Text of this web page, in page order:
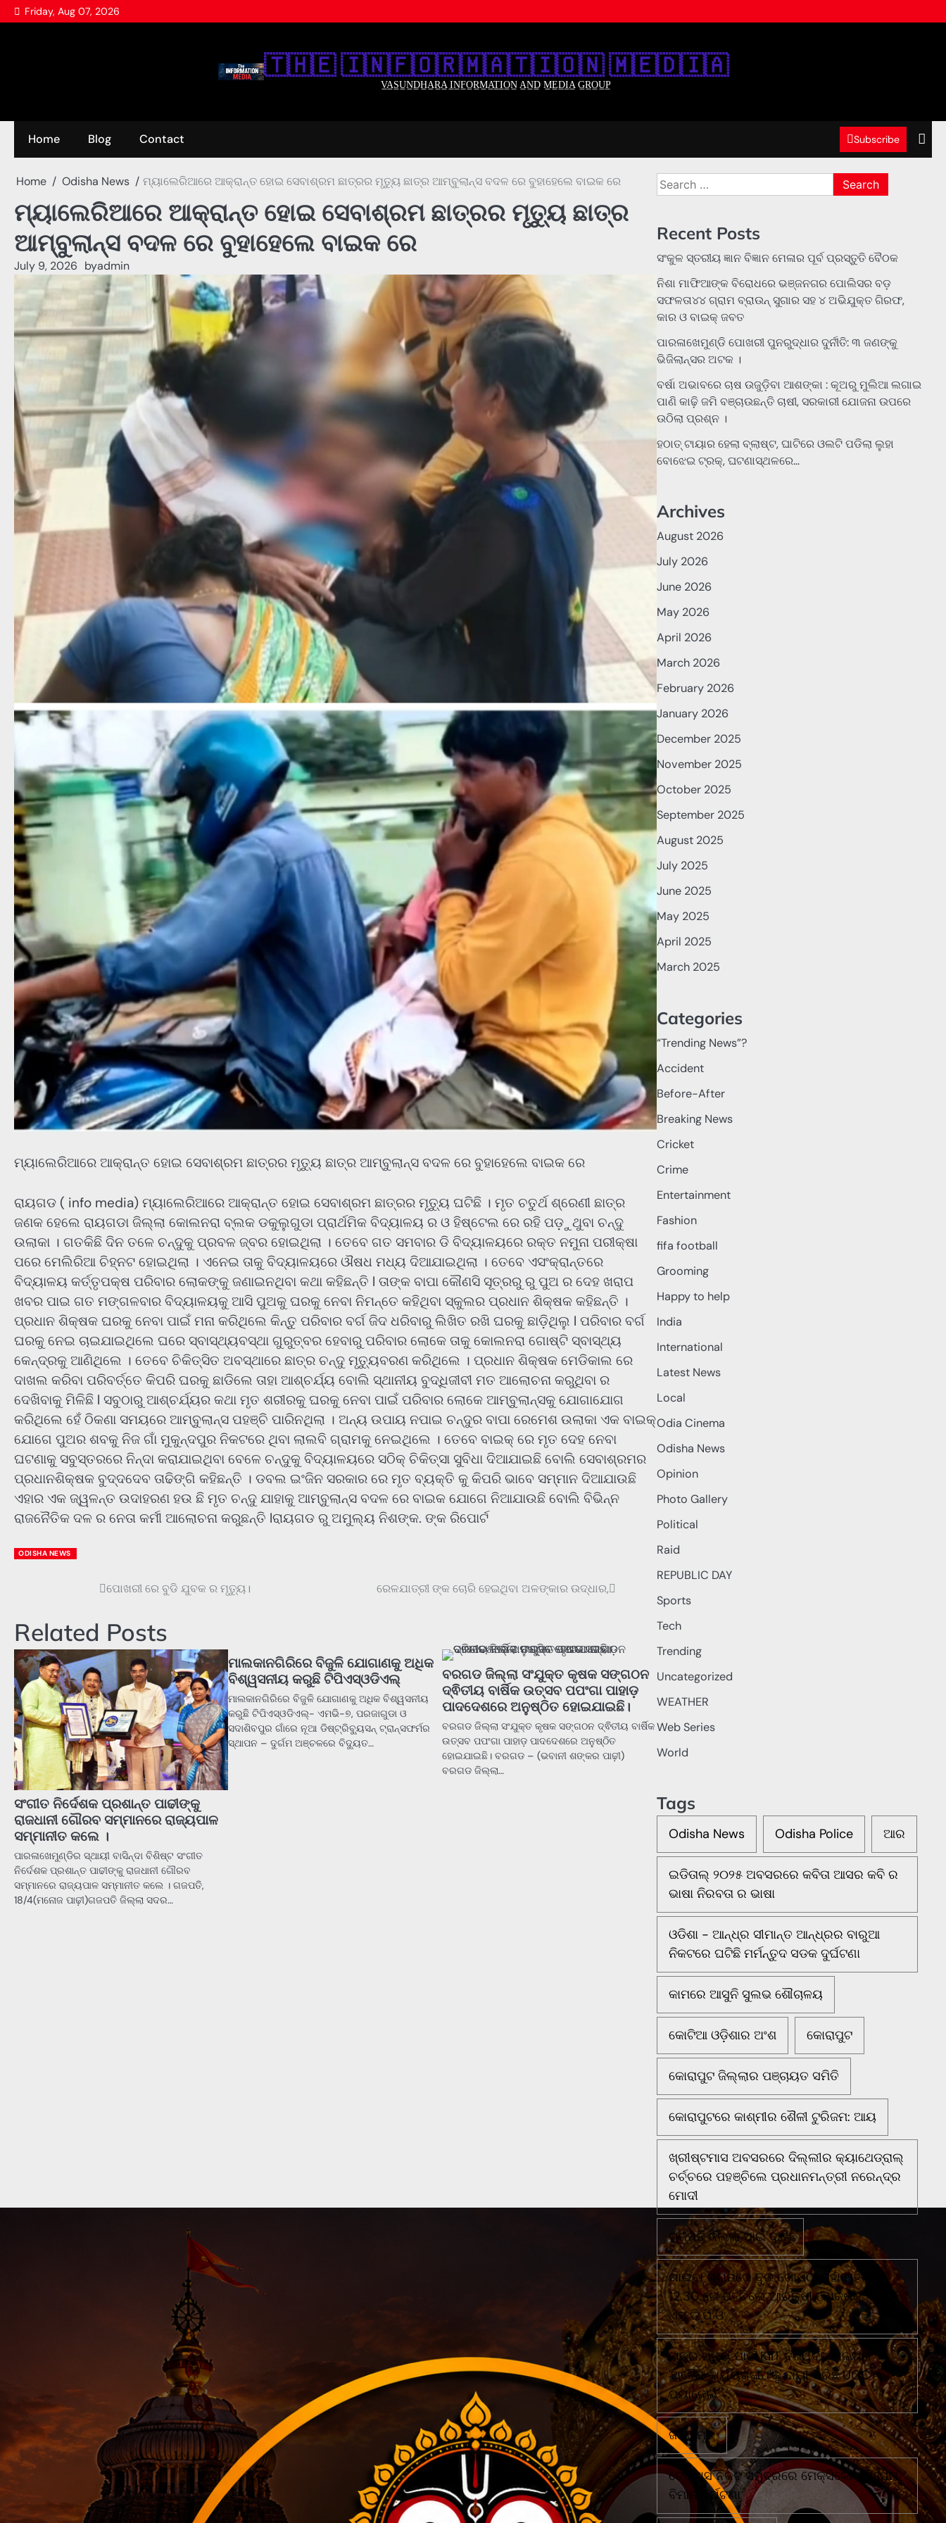
Skip
to
Friday, Aug 07, 2026
🇹‌🇭‌🇪‌ 🇮‌🇳‌🇫‌🇴‌🇷‌🇲‌🇦‌🇹‌🇮‌🇴‌🇳‌ 🇲‌🇪‌🇩‌🇮‌🇦‌
V̲A̲S̲U̲N̲D̲H̲A̲R̲A̲ I̲N̲F̲O̲R̲M̲A̲T̲I̲O̲N̲ A̲N̲D̲ M̲E̲D̲I̲A̲ G̲R̲O̲U̲P̲
Home Blog Contact Subscribe
Home Odisha News ମ୍ୟାଲେରିଆରେ ଆକ୍ରାନ୍ତ ହୋଇ ସେବାଶ୍ରମ ଛାତ୍ରର ମୃତ୍ୟୁ ଛାତ୍ର ଆମ୍ବୁଲାନ୍ସ ବଦଳ ରେ ବୁହାହେଲେ ବାଇକ ରେ
ମ୍ୟାଲେରିଆରେ ଆକ୍ରାନ୍ତ ହୋଇ ସେବାଶ୍ରମ ଛାତ୍ରର ମୃତ୍ୟୁ ଛାତ୍ର
ଆମ୍ବୁଲାନ୍ସ ବଦଳ ରେ ବୁହାହେଲେ ବାଇକ ରେ
July 9, 2026 byadmin
ମ୍ୟାଲେରିଆରେ ଆକ୍ରାନ୍ତ ହୋଇ ସେବାଶ୍ରମ ଛାତ୍ରର ମୃତ୍ୟୁ ଛାତ୍ର ଆମ୍ବୁଲାନ୍ସ ବଦଳ ରେ ବୁହାହେଲେ ବାଇକ ରେ
ରାୟଗଡ ( info media) ମ୍ୟାଲେରିଆରେ ଆକ୍ରାନ୍ତ ହୋଇ ସେବାଶ୍ରମ ଛାତ୍ରର ମୃତ୍ୟୁ ଘଟିଛି । ମୃତ ଚତୁର୍ଥ ଶ୍ରେଣୀ ଛାତ୍ର
ଜଣକ ହେଲେ ରାୟଗଡା ଜିଲ୍ଲା କୋଲନରା ବ୍ଲକ ଡକୁଲୁଗୁଡା ପ୍ରାର୍ଥମିକ ବିଦ୍ୟାଳୟ ର ଓ ହିଷ୍ଟେଲ ରେ ରହି ପଡ଼ୁଥୁବା ଚନ୍ଦୁ
ଉଲାକା । ଗତକିଛି ଦିନ ତଳେ ଚନ୍ଦୁକୁ ପ୍ରବଳ ଜ୍ବର ହୋଇଥିଲା । ତେବେ ଗତ ସମବାର ଡି ବିଦ୍ୟାଳୟରେ ରକ୍ତ ନମୁନା ପରୀକ୍ଷା
ପରେ ମେଲିରିଆ ଚିହ୍ନଟ ହୋଇଥିଲା । ଏନେଇ ତାକୁ ବିଦ୍ୟାଳୟରେ ଔଷଧ ମଧ୍ୟ ଦିଆଯାଇଥିଲା । ତେବେ ଏସଂକ୍ରାନ୍ତରେ
ବିଦ୍ୟାଳୟ କର୍ତ୍ତୃପକ୍ଷ ପରିବାର ଲୋକଙ୍କୁ ଜଣାଇନଥିବା କଥା କହିଛନ୍ତି l ତାଙ୍କ ବାପା କୌଣସି ସୂତ୍ରରୁ ରୁ ପୁଅ ର ଦେହ ଖରାପ
ଖବର ପାଇ ଗତ ମଙ୍ଗଳବାର ବିଦ୍ୟାଳୟକୁ ଆସି ପୁଅକୁ ଘରକୁ ନେବା ନିମନ୍ତେ କହିଥିବା ସ୍କୁଲର ପ୍ରଧାନ ଶିକ୍ଷକ କହିଛନ୍ତି ।
ପ୍ରଧାନ ଶିକ୍ଷକ ଘରକୁ ନେବା ପାଇଁ ମନା କରିଥିଲେ କିନ୍ତୁ ପରିବାର ବର୍ଗ ଜିଦ ଧରିବାରୁ ଲିଖିତ ରଖି ଘରକୁ ଛାଡ଼ିଥିଲୁ l ପରିବାର ବର୍ଗ
ଘରକୁ ନେଇ ଚାଇଯାଇଥିଲେ ଘରେ ସ୍ବାସ୍ଥ୍ୟବସ୍ଥା ଗୁରୁତ୍ବର ହେବାରୁ ପରିବାର ଲୋକେ ତାକୁ କୋଲନରା ଗୋଷ୍ଟି ସ୍ବାସ୍ଥ୍ୟ
କେନ୍ଦ୍ରକୁ ଆଣିଥିଲେ । ତେବେ ଚିକିତ୍ସିତ ଅବସ୍ଥାରେ ଛାତ୍ର ଚନ୍ଦୁ ମୃତ୍ୟୁବରଣ କରିଥିଲେ । ପ୍ରଧାନ ଶିକ୍ଷକ ମେଡିକାଲ ରେ
ଦାଖଲ କରିବା ପରିବର୍ତ୍ତେ କିପରି ଘରକୁ ଛାଡିଲେ ତାହା ଆଶ୍ଚର୍ଯ୍ୟ ବୋଲି ସ୍ଥାନୀୟ ବୁଦ୍ଧିଜୀବୀ ମତ ଆଲୋଚନା କରୁଥିବା ର
ଦେଖିବାକୁ ମିଳିଛି l ସବୁଠାରୁ ଆଶ୍ଚର୍ଯ୍ୟର କଥା ମୃତ ଶରୀରକୁ ଘରକୁ ନେବା ପାଇଁ ପରିବାର ଲୋକେ ଆମ୍ବୁଲାନ୍ସକୁ ଯୋଗାଯୋଗ
କରିଥିଲେ ହେଁ ଠିକଣା ସମୟରେ ଆମ୍ବୁଲାନ୍ସ ପହଞ୍ଚି ପାରିନଥିଲା । ଅନ୍ୟ ଉପାୟ ନପାଇ ଚନ୍ଦୁର ବାପା ରେମେଶ ଉଲାକା ଏକ ବାଇକ୍
ଯୋଗେ ପୁଅର ଶବକୁ ନିଜ ଗାଁ ମୁକୁନ୍ଦପୁର ନିକଟରେ ଥିବା ଲାଲବି ଗ୍ରାମକୁ ନେଇଥିଲେ । ତେବେ ବାଇକ୍ ରେ ମୃତ ଦେହ ନେବା
ଘଟଣାକୁ ସବୁସ୍ତରରେ ନିନ୍ଦା କରାଯାଇଥିବା ବେଳେ ଚନ୍ଦୁକୁ ବିଦ୍ୟାଳୟରେ ସଠିକ୍ ଚିକିତ୍ସା ସୁବିଧା ଦିଆଯାଇଛି ବୋଲି ସେବାଶ୍ରମର
ପ୍ରଧାନଶିକ୍ଷକ ବୁଦ୍ଦଦେବ ତାଢିଙ୍ଗି କହିଛନ୍ତି । ଡବଲ ଇଂଜିନ ସରକାର ରେ ମୃତ ବ୍ୟକ୍ତି କୁ କିପରି ଭାବେ ସମ୍ମାନ ଦିଆଯାଉଛି
ଏହାର ଏକ ଜ୍ୱଳନ୍ତ ଉଦାହରଣ ହଉ ଛି ମୃତ ଚନ୍ଦୁ ଯାହାକୁ ଆମ୍ବୁଲାନ୍ସ ବଦଳ ରେ ବାଇକ ଯୋଗେ ନିଆଯାଉଛି ବୋଲି ବିଭିନ୍ନ
ରାଜନୈତିକ ଦଳ ର ନେତା କର୍ମୀ ଆଲୋଚନା କରୁଛନ୍ତି lରାୟଗଡ ରୁ ଅମୁଲ୍ୟ ନିଶଙ୍କ. ଙ୍କ ରିପୋର୍ଟ
ODISHA NEWS
ପୋଖରୀ ରେ ବୁଡି ଯୁବକ ର ମୃତ୍ୟୁ। ରେଳଯାତ୍ରୀ ଙ୍କ ଚୋରି ହେଇଥିବା ଅଳଙ୍କାର ଉଦ୍ଧାର,
Related Posts
ସଂଗୀତ ନିର୍ଦେଶକ ପ୍ରଶାନ୍ତ ପାଢୀଙ୍କୁ
ରାଜଧାନୀ ଗୌରବ ସମ୍ମାନରେ ରାଜ୍ୟପାଳ
ସମ୍ମାନୀତ କଲେ ।
ପାରଳାଖେମୁଣ୍ଡିର ସ୍ଥାୟୀ ବାସିନ୍ଦା ବିଶିଷ୍ଟ ସଂଗୀତ
ନିର୍ଦେଶକ ପ୍ରଶାନ୍ତ ପାଢୀଙ୍କୁ ରାଜଧାନୀ ଗୌରବ
ସମ୍ମାନରେ ରାଜ୍ୟପାଳ ସମ୍ମାନୀତ କଲେ । ଗଜପତି,
18/4(ମନୋଜ ପାଢ଼ୀ)ଗଜପତି ଜିଲ୍ଲା ସଦର…
ମାଲକାନଗିରିରେ ବିଜୁଳି ଯୋଗାଣକୁ ଅଧିକ
ବିଶ୍ୱସନୀୟ କରୁଛି ଟିପିଏସ୍ଓଡିଏଲ୍
ମାଲକାନଗିରିରେ ବିଜୁଳି ଯୋଗାଣକୁ ଅଧିକ ବିଶ୍ୱସନୀୟ
କରୁଛି ଟିପିଏସ୍ଓଡିଏଲ୍- ଏମଭି-୭, ପରଜାଗୁଡା ଓ
ସଦାଶିବପୁର ଗାଁରେ ନୂଆ ଡିଷ୍ଟ୍ରିବ୍ୟୁସନ୍ ଟ୍ରାନ୍ସଫର୍ମର
ସ୍ଥାପନ – ଦୁର୍ଗମ ଅଞ୍ଚଳରେ ବିଦ୍ୟୁତ…
ବରଗଡ ଜିଲ୍ଲା ସଂଯୁକ୍ତ କୃଷକ ସଙ୍ଗଠନ
ଦ୍ଵିତୀୟ ବାର୍ଷିକ ଉତ୍ସବ ପପଂଗା ପାହାଡ଼
ପାଦଦେଶରେ ଅନୁଷ୍ଠିତ ହୋଇଯାଇଛି।
ବରଗଡ ଜିଲ୍ଲା ସଂଯୁକ୍ତ କୃଷକ ସଙ୍ଗଠନ ଦ୍ଵିତୀୟ ବାର୍ଷିକ
ଉତ୍ସବ ପପଂଗା ପାହାଡ଼ ପାଦଦେଶରେ ଅନୁଷ୍ଠିତ
ହୋଇଯାଇଛି। ବରଗଡ – (ଭବାନୀ ଶଙ୍କର ପାଢ଼ୀ)
ବରଗଡ ଜିଲ୍ଲା…
Search
for:
Recent Posts
ସଂକୁଳ ସ୍ତରୀୟ ଜ୍ଞାନ ବିଜ୍ଞାନ ମେଳାର ପୂର୍ବ ପ୍ରସ୍ତୁତି ବୈଠକ
ନିଶା ମାଫିଆଙ୍କ ବିରୋଧରେ ଭଞ୍ଜନଗର ପୋଲିସର ବଡ଼
ସଫଳତା୪୪ ଗ୍ରାମ ବ୍ରାଉନ୍ ସୁଗାର ସହ ୪ ଅଭିଯୁକ୍ତ ଗିରଫ,
କାର ଓ ବାଇକ୍ ଜବତ
ପାରଳାଖେମୁଣ୍ଡି ପୋଖରୀ ପୁନରୁଦ୍ଧାର ଦୁର୍ନୀତି: ୩ ଜଣଙ୍କୁ
ଭିଜିଲାନ୍ସର ଅଟକ ।
ବର୍ଷା ଅଭାବରେ ଚାଷ ଉଜୁଡ଼ିବା ଆଶଙ୍କା : କୂଅରୁ ମୁଲିଆ ଲଗାଇ
ପାଣି କାଢ଼ି ଜମି ବଞ୍ଚାଉଛନ୍ତି ଚାଷୀ, ସରକାରୀ ଯୋଜନା ଉପରେ
ଉଠିଲା ପ୍ରଶ୍ନ ।
ହଠାତ୍‌ ଟାୟାର ହେଲା ବ୍ଲାଷ୍ଟ, ଘାଟିରେ ଓଲଟି ପଡିଲା ଲୁହା
ବୋଝେଇ ଟ୍ରକ୍‌, ଘଟଣାସ୍ଥଳରେ…
Archives
August 2026
July 2026
June 2026
May 2026
April 2026
March 2026
February 2026
January 2026
December 2025
November 2025
October 2025
September 2025
August 2025
July 2025
June 2025
May 2025
April 2025
March 2025
Categories
“Trending News”?
Accident
Before-After
Breaking News
Cricket
Crime
Entertainment
Fashion
fifa football
Grooming
Happy to help
India
International
Latest News
Local
Odia Cinema
Odisha News
Opinion
Photo Gallery
Political
Raid
REPUBLIC DAY
Sports
Tech
Trending
Uncategorized
WEATHER
Web Series
World
Tags
Odisha News Odisha Police ଆର
ଇଡିତାଲ୍ ୨୦୨୫ ଅବସରରେ କବିତା ଆସର କବି ର
ଭାଷା ନିରବତା ର ଭାଷା
ଓଡିଶା - ଆନ୍ଧ୍ର ସୀମାନ୍ତ ଆନ୍ଧ୍ରର ବାରୁଆ
ନିକଟରେ ଘଟିଛି ମର୍ମନ୍ତୁଦ ସଡକ ଦୁର୍ଘଟଣା
କାମରେ ଆସୁନି ସୁଲଭ ଶୌଚାଳୟ
କୋଟିଆ ଓଡ଼ିଶାର ଅଂଶ କୋରାପୁଟ
କୋରାପୁଟ ଜିଲ୍ଲାର ପଞ୍ଚାୟତ ସମିତି
କୋରାପୁଟରେ କାଶ୍ମୀର ଶୈଳୀ ଟୁରିଜମ: ଆୟ
ଖ୍ରୀଷ୍ଟମାସ ଅବସରରେ ଦିଲ୍ଲୀର କ୍ୟାଥେଡ୍ରାଲ୍
ଚର୍ଚ୍ଚରେ ପହଞ୍ଚିଲେ ପ୍ରଧାନମନ୍ତ୍ରୀ ନରେନ୍ଦ୍ର
ମୋଦୀ
ଗଜପତି ଜିଲ୍ଲା ପାଇଁ ଦୁଃଖ
ଗାଇବା ଗ୍ରାମରେ ଦୁଇ ଗୋଷ୍ଠୀ ମୁହାଁ ମୁହିଁରାତି
12.30 ରେ ପହଁଚିଲେ ଆରକ୍ଷୀ ଅଧିକ୍ଷକ ଏବଂ
ଏସ ଡି ପି ଓ
ଛାତ୍ର ମୃତ୍ୟୁ ପାଇଁ KIIT ବିଶ୍ୱବିଦ୍ୟାଳୟର
'ଅବୈଧ କାର୍ଯ୍ୟକଳାପ'କୁ ଦାୟୀ କରିଛି UGC
ପ୍ୟାନେଲ
ଜଣେ ମୃତ
ଟେକ୍ସାସ ନିକଟ ସମୁଦ୍ରରେ ମେକ୍ସିକୋ ନୌସେନା
ବିମାନ ଦୁର୍ଘଟଣା